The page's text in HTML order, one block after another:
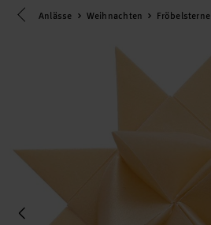
Eine Kategorie zurück navigieren
Anlässe Weihnachten Fröbelsterne